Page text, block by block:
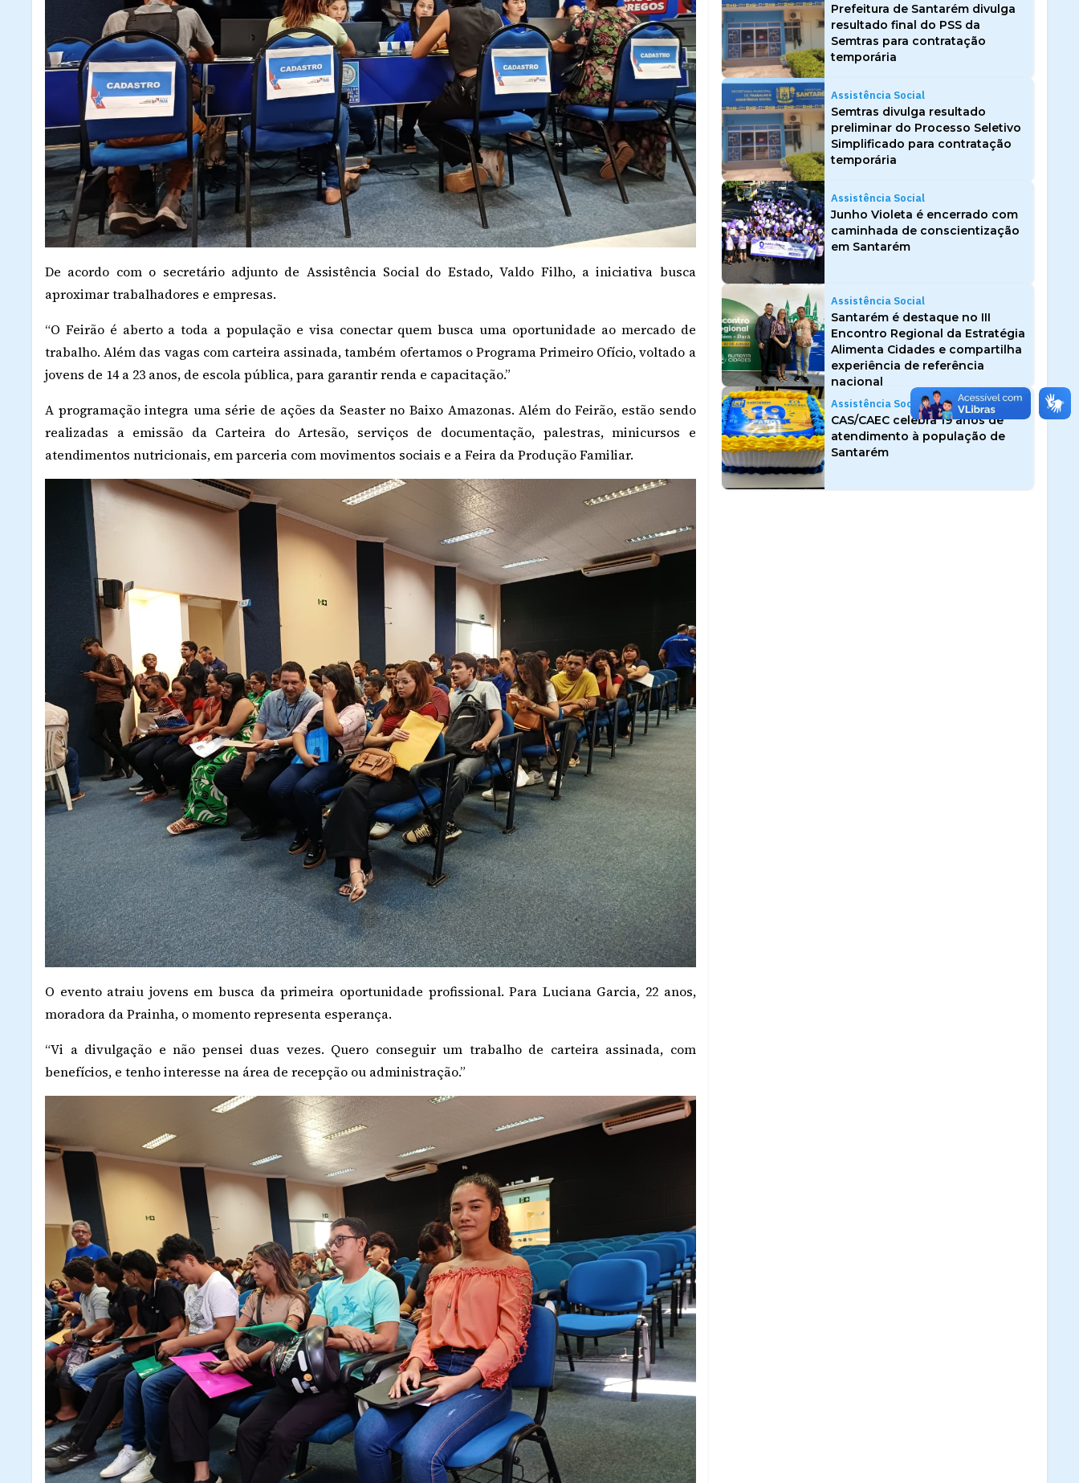
De acordo com o secretário adjunto de Assistência Social do Estado, Valdo Filho, a iniciativa busca
aproximar trabalhadores e empresas.
“O Feirão é aberto a toda a população e visa conectar quem busca uma oportunidade ao mercado de
trabalho. Além das vagas com carteira assinada, também ofertamos o Programa Primeiro Ofício, voltado a
jovens de 14 a 23 anos, de escola pública, para garantir renda e capacitação.”
A programação integra uma série de ações da Seaster no Baixo Amazonas. Além do Feirão, estão sendo
realizadas a emissão da Carteira do Artesão, serviços de documentação, palestras, minicursos e
atendimentos nutricionais, em parceria com movimentos sociais e a Feira da Produção Familiar.
O evento atraiu jovens em busca da primeira oportunidade profissional. Para Luciana Garcia, 22 anos,
moradora da Prainha, o momento representa esperança.
“Vi a divulgação e não pensei duas vezes. Quero conseguir um trabalho de carteira assinada, com
benefícios, e tenho interesse na área de recepção ou administração.”
Prefeitura de Santarém divulga
resultado final do PSS da
Semtras para contratação
temporária
Assistência Social
Semtras divulga resultado
preliminar do Processo Seletivo
Simplificado para contratação
temporária
Assistência Social
Junho Violeta é encerrado com
caminhada de conscientização
em Santarém
Assistência Social
Santarém é destaque no III
Encontro Regional da Estratégia
Alimenta Cidades e compartilha
experiência de referência
nacional
Assistência Social
CAS/CAEC celebra 19 anos de
atendimento à população de
Santarém